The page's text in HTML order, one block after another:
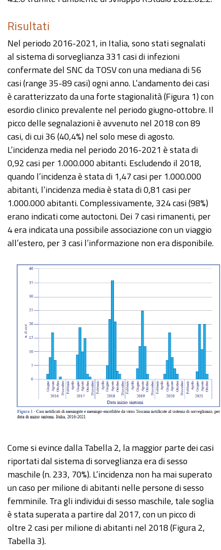
Risultati
Nel periodo 2016-2021, in Italia, sono stati segnalati
al sistema di sorveglianza 331 casi di infezioni
confermate del SNC da TOSV con una mediana di 56
casi (range 35-89 casi) ogni anno. L’andamento dei casi
è caratterizzato da una forte stagionalità (Figura 1) con
esordio clinico prevalente nel periodo giugno-ottobre. Il
picco delle segnalazioni è avvenuto nel 2018 con 89
casi, di cui 36 (40,4%) nel solo mese di agosto.
L’incidenza media nel periodo 2016-2021 è stata di
0,92 casi per 1.000.000 abitanti. Escludendo il 2018,
quando l’incidenza è stata di 1,47 casi per 1.000.000
abitanti, l’incidenza media è stata di 0,81 casi per
1.000.000 abitanti. Complessivamente, 324 casi (98%)
erano indicati come autoctoni. Dei 7 casi rimanenti, per
4 era indicata una possibile associazione con un viaggio
all’estero, per 3 casi l’informazione non era disponibile.
Come si evince dalla Tabella 2, la maggior parte dei casi
riportati dal sistema di sorveglianza era di sesso
maschile (n. 233, 70%). L’incidenza non ha mai superato
un caso per milione di abitanti nelle persone di sesso
femminile. Tra gli individui di sesso maschile, tale soglia
è stata superata a partire dal 2017, con un picco di
oltre 2 casi per milione di abitanti nel 2018 (Figura 2,
Tabella 3).